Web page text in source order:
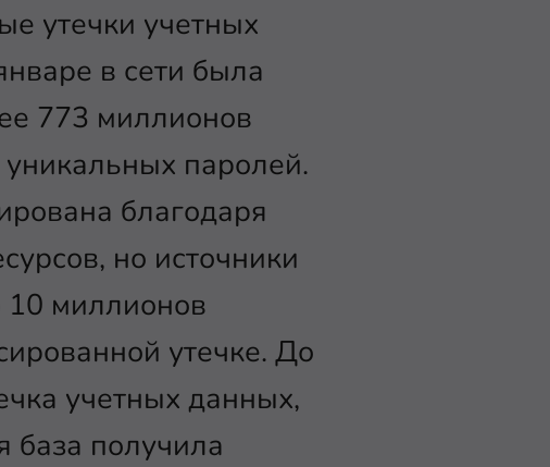
утечки учетных
в сети была
773 миллионов
паролей.
благодаря
но источники
10 миллионов
утечке. До
учетных данных,
база получила